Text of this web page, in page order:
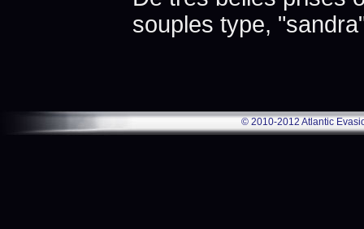
souples type,
© 2010-2012 Atlantic